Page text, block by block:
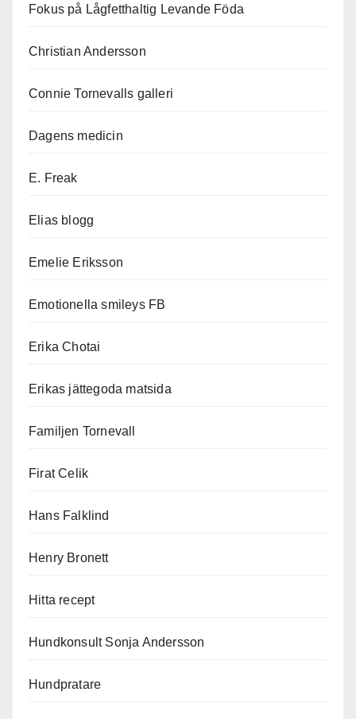
Fokus på Lågfetthaltig Levande Föda
Christian Andersson
Connie Tornevalls galleri
Dagens medicin
E. Freak
Elias blogg
Emelie Eriksson
Emotionella smileys FB
Erika Chotai
Erikas jättegoda matsida
Familjen Tornevall
Firat Celik
Hans Falklind
Henry Bronett
Hitta recept
Hundkonsult Sonja Andersson
Hundpratare